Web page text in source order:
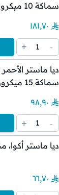
سماكة 10 ميكرون
١٨١٫٧٠
-
1
+
سماكة 15 ميكرون
٩٨٫٩٠
-
1
+
ديا ماستر أكوا،
٦٦٫٧٠